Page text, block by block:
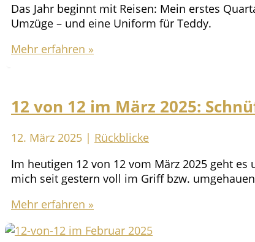
kein
Wasser
Das Jahr beginnt mit Reisen: Mein erstes
Umzüge – und eine Uniform für Teddy.
Quartalsrückblick
Auftrag
Erzählkünste
Mehr erfahren »
12 von 12 im März 2025:
12. März 2025 | Rückblicke
Im heutigen 12 von 12 vom März 2025 geht
mich seit gestern voll im Griff bzw.
12
12
Mehr erfahren »